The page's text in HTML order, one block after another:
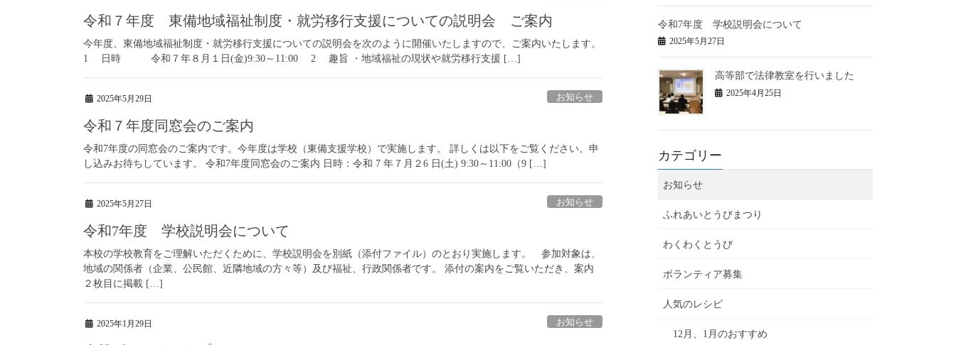
令和７年度 東備地域福祉制度・就労移行支援についての説明会 ご案内
今年度、東備地域福祉制度・就労移行支援についての説明会を次のように開催いたしますので、ご案内いたします。
1 日時 令和７年８月１日(金)9:30～11:00 2 趣旨 ・地域福祉の現状や就労移行支援 […]
2025年5月29日 お知らせ
令和７年度同窓会のご案内
令和7年度の同窓会のご案内です。今年度は学校（東備支援学校）で実施します。 詳しくは以下をご覧ください。申
し込みお待ちしています。 令和7年度同窓会のご案内 日時：令和 7 年７月２6 日(土) 9:30～11:00（9 […]
2025年5月27日 お知らせ
令和7年度 学校説明会について
本校の学校教育をご理解いただくために、学校説明会を別紙（添付ファイル）のとおり実施します。 参加対象は、
地域の関係者（企業、公民館、近隣地域の方々等）及び福祉、行政関係者です。 添付の案内をご覧いただき、案内
２枚目に掲載 […]
2025年1月29日 お知らせ
令和7年度 学校説明会について
2025年5月27日
高等部で法律教室を行いました
2025年4月25日
カテゴリー
お知らせ
ふれあいとうびまつり
わくわくとうび
ボランティア募集
人気のレシピ
12月、1月のおすすめ